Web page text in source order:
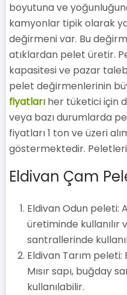
boyutuna ve
kamyonlar tipik olarak
değirmeni var. Bu
atıklardan pelet üretir.
kapasitesi ve pazar
pelet değirmenlerinin
fiyatlarıher tüketici için
veya bazı durumlarda
fiyatları 1 ton ve üzeri
göstermektedir.
Eldivan Çam
Eldivan Odun peleti:
üretiminde
santrallerinde
Eldivan Tarım
Mısır sapı, buğday
kullanılabilir.